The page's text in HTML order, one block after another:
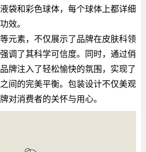
袋和彩色球体，每个球体上都详细
效。
元素，不仅展示了品牌在皮肤科领
调了其科学可信度。同时，通过俏
牌注入了轻松愉快的氛围，实现了
间的完美平衡。包装设计不仅美观
对消费者的关怀与用心。